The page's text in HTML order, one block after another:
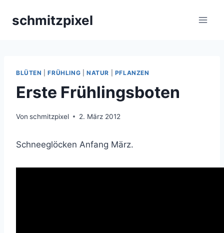
Inhaltschmitzpixel
BLÜTEN |FRÜHLING NATUR PFLANZEN
Erste Frühlingsboten
Von schmitzpixel 2. März 2012
Schneeglöcken Anfang März.